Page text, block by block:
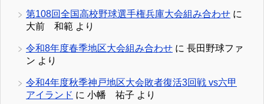
第108回全国高校野球選手権兵庫大会組み合わせ に
大前 和範 より
令和8年度春季地区大会組み合わせ に 長田野球ファ
ン より
令和4年度秋季神戸地区大会敗者復活3回戦 vs六甲
アイランド に 小幡 祐子 より